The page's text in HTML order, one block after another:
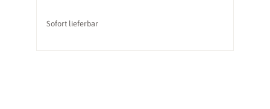
Sofort lieferbar